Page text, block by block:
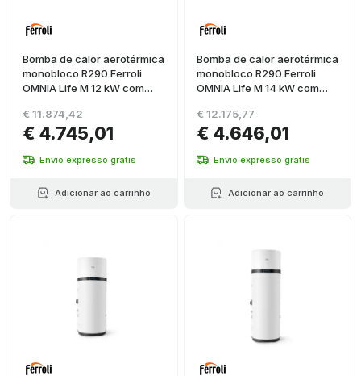
Bomba de calor aerotérmica
monobloco R290 Ferroli
OMNIA Life M 12 kW com
€ 4.745,01
€ 11.874,42
Envio expresso grátis
Adicionar ao carrinho
Bomba de calor aerotérmica
monobloco R290 Ferroli
OMNIA Life M 14 kW com
€ 4.646,01
€ 12.175,77
Envio expresso grátis
Adicionar ao carrinho